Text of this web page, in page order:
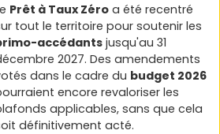
Prêt à Taux Zéroa été recentré
tout le territoire pour soutenir les
accédantsjusqu'au 31
2027. Des amendements
dans le cadre du budget 2026
encore revaloriser les
applicables, sans que cela
définitivement acté.